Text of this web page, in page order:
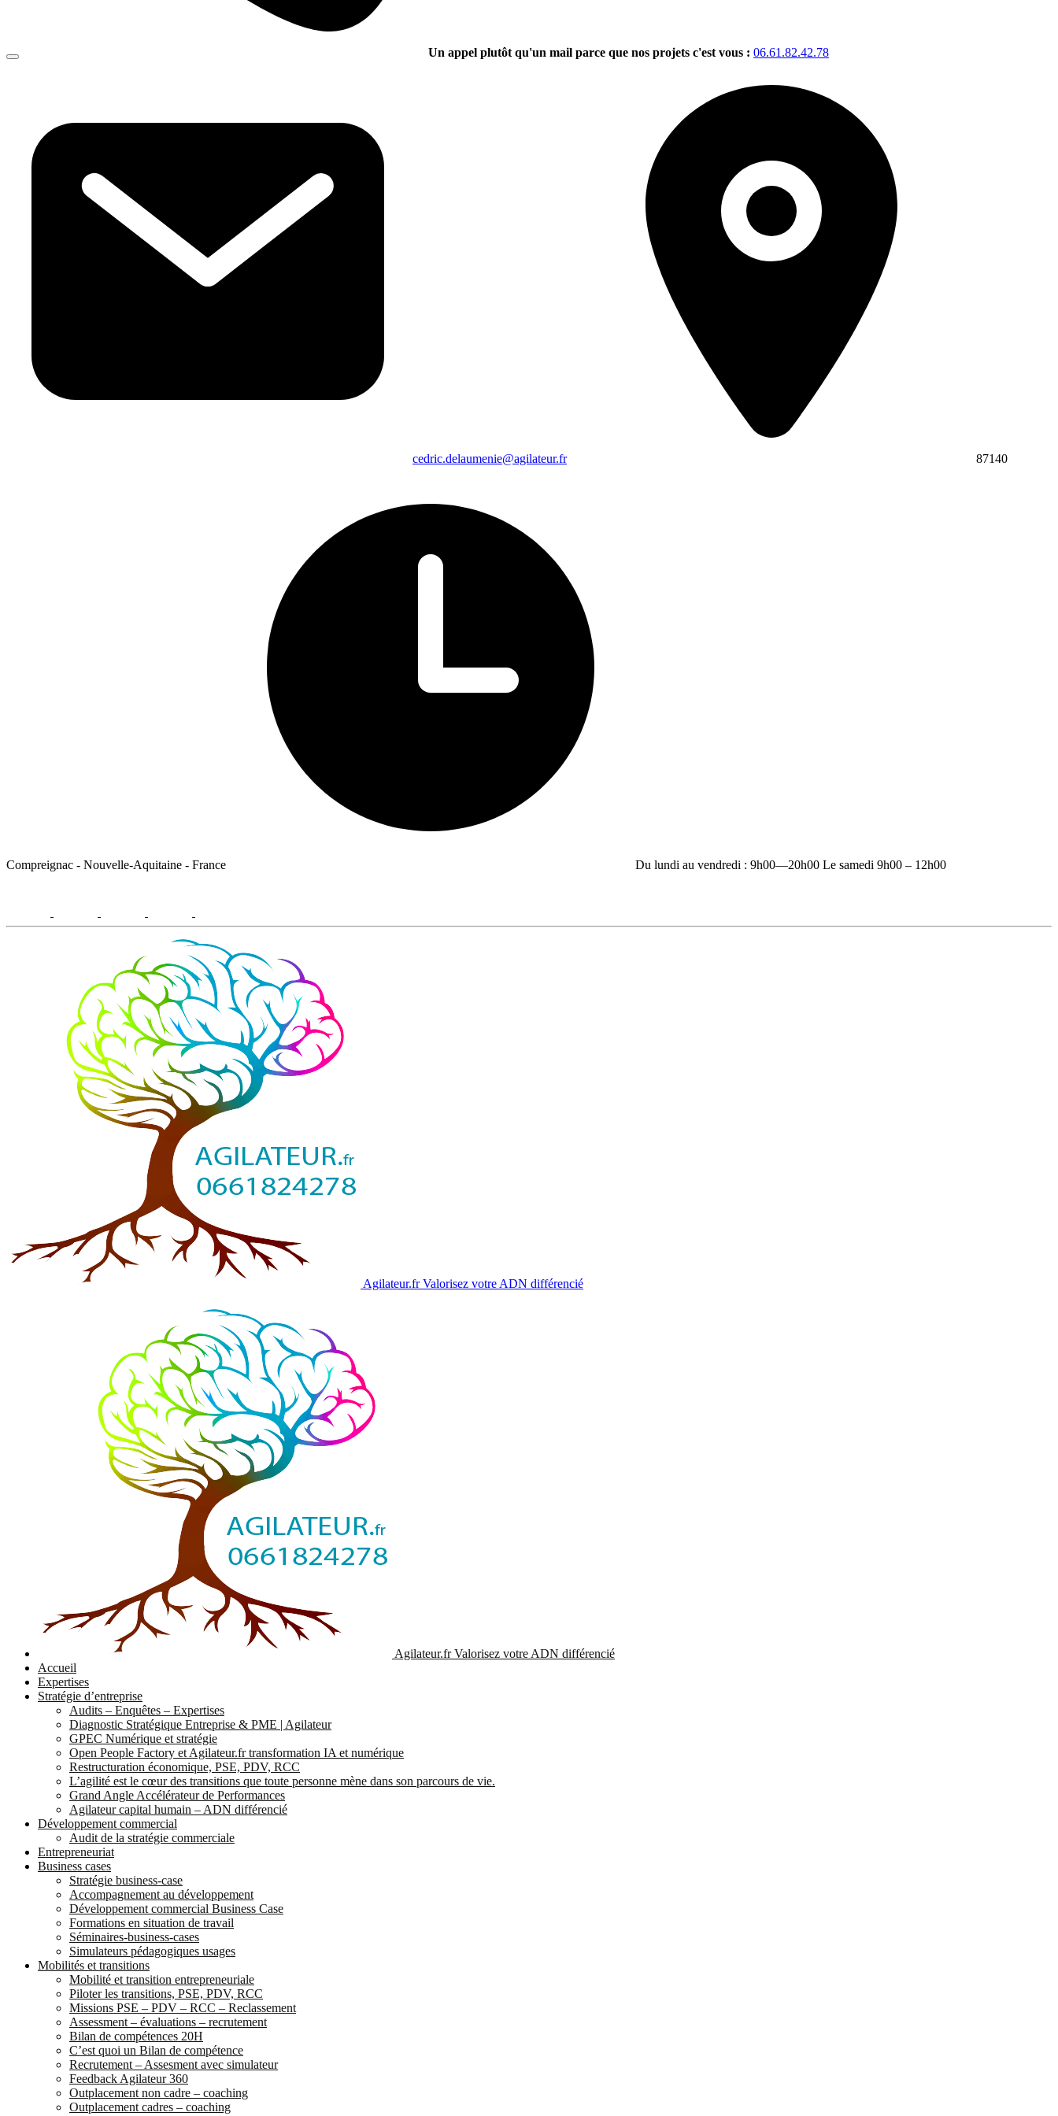
Un appel plutôt qu'un mail parce que nos projets c'est vous : 06.61.82.42.78
cedric.delaumenie@agilateur.fr 87140
Compreignac - Nouvelle-Aquitaine - France
Du lundi au vendredi : 9h00—20h00 Le samedi 9h00 – 12h00
Agilateur.frValorisez votre ADN différencié
Agilateur.frValorisez votre ADN différencié
Accueil
Expertises
Stratégie d’entreprise
Audits – Enquêtes – Expertises
Diagnostic Stratégique Entreprise & PME | Agilateur
GPEC Numérique et stratégie
Open People Factory et Agilateur.fr transformation IA et numérique
Restructuration économique, PSE, PDV, RCC
L’agilité est le cœur des transitions que toute personne mène dans son parcours de vie.
Grand Angle Accélérateur de Performances
Agilateur capital humain – ADN différencié
Développement commercial
Audit de la stratégie commerciale
Entrepreneuriat
Business cases
Stratégie business-case
Accompagnement au développement
Développement commercial Business Case
Formations en situation de travail
Séminaires-business-cases
Simulateurs pédagogiques usages
Mobilités et transitions
Mobilité et transition entrepreneuriale
Piloter les transitions, PSE, PDV, RCC
Missions PSE – PDV – RCC – Reclassement
Assessment – évaluations – recrutement
Bilan de compétences 20H
C’est quoi un Bilan de compétence
Recrutement – Assesment avec simulateur
Feedback Agilateur 360
Outplacement non cadre – coaching
Outplacement cadres – coaching